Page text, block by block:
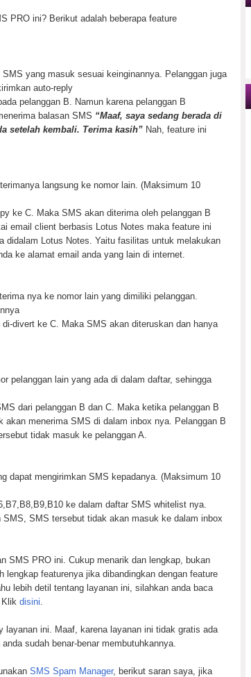
PRO ini? Berikut adalah beberapa feature
yang masuk sesuai keinginannya. Pelanggan juga
auto-reply
pelanggan B. Namun karena pelanggan B
balasan SMS “Maaf, saya sedang berada di
setelah kembali. Terima kasih” Nah, feature ini
langsung ke nomor lain. (Maksimum 10
ke C. Maka SMS akan diterima oleh pelanggan B
email client berbasis Lotus Notes maka feature ini
didalam Lotus Notes. Yaitu fasilitas untuk melakukan
ke alamat email anda yang lain di internet.
nya ke nomor lain yang dimiliki pelanggan.
divert ke C. Maka SMS akan diteruskan dan hanya
pelanggan lain yang ada di dalam daftar, sehingga
dari pelanggan B dan C. Maka ketika pelanggan B
akan menerima SMS di dalam inbox nya. Pelanggan B
tidak masuk ke pelanggan A.
dapat mengirimkan SMS kepadanya. (Maksimum 10
ke dalam daftar SMS whitelist nya.
SMS tersebut tidak akan masuk ke dalam inbox
SMS PRO ini. Cukup menarik dan lengkap, bukan
lengkap featurenya jika dibandingkan dengan feature
lebih detil tentang layanan ini, silahkan anda baca
. Klik disini
layanan ini. Maaf, karena layanan ini tidak gratis ada
sudah benar-benar membutuhkannya.
SMS Spam Manager, berikut saran saya, jika